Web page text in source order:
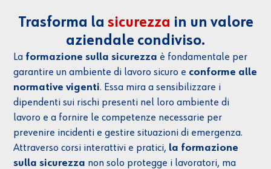
Trasforma la sicurezza in un valore
aziendale condiviso.
La formazione sulla sicurezza è fondamentale per
garantire un ambiente di lavoro sicuro e conforme alle
normative vigenti. Essa mira a sensibilizzare i
dipendenti sui rischi presenti nel loro ambiente di
lavoro e a fornire le competenze necessarie per
prevenire incidenti e gestire situazioni di emergenza.
Attraverso corsi interattivi e pratici, la formazione
sulla sicurezza non solo protegge i lavoratori, ma